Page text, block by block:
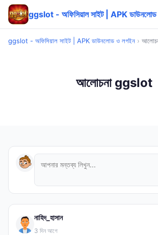
ggslot - অফিসিয়াল সাইট | APK
ggslot - অফিসিয়াল সাইট | APK ডাউনলোড ও লগইন ›
আলোচনা ggslot
নাহিদ_হাসান
3 দিন আগে